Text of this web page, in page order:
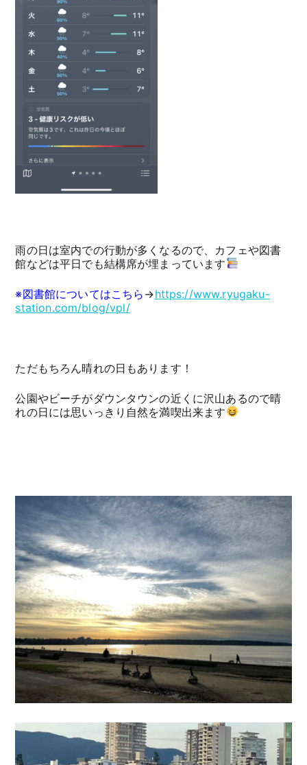
雨の日は室内での行動が多くなるので、カフェや図書
館などは平日でも結構席が埋まっています
※図書館についてはこちら →https://www.ryugaku-
station.com/blog/vpl/
ただもちろん晴れの日もあります！
公園やビーチがダウンタウンの近くに沢山あるので晴
れの日には思いっきり自然を満喫出来ます